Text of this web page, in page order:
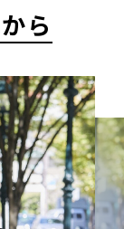
。神戸旧居
の実践
ョン（目的
携で街の魅
員のWillを
創を目指すC
ら